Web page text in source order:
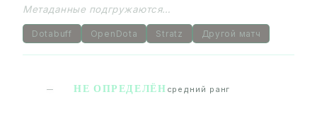
Метаданные подгружаются…
Dotabuff OpenDota Stratz Другой матч
— НЕ ОПРЕДЕЛЁН средний ранг